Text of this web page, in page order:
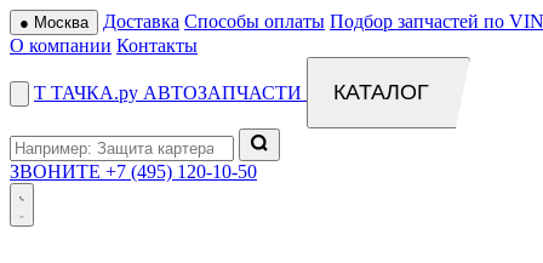
● Москва Доставка Способы оплаты Подбор запчастей по
О компании Контакты
Т ТАЧКА.ру АВТОЗАПЧАСТИ КАТАЛОГ
ЗВОНИТЕ +7 (495) 120-10-50